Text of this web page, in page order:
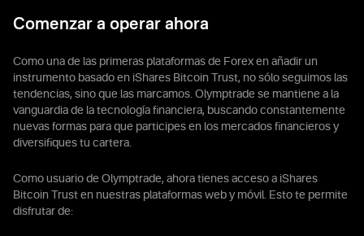
Comenzar a operar ahora
Como una de las primeras plataformas de Forex en añadir un
instrumento basado en iShares Bitcoin Trust, no sólo seguimos las
tendencias, sino que las marcamos. Olymptrade se mantiene a la
vanguardia de la tecnología financiera, buscando constantemente
nuevas formas para que participes en los mercados financieros y
diversifiques tu cartera.
Como usuario de Olymptrade, ahora tienes acceso a iShares
Bitcoin Trust en nuestras plataformas web y móvil. Esto te permite
disfrutar de: